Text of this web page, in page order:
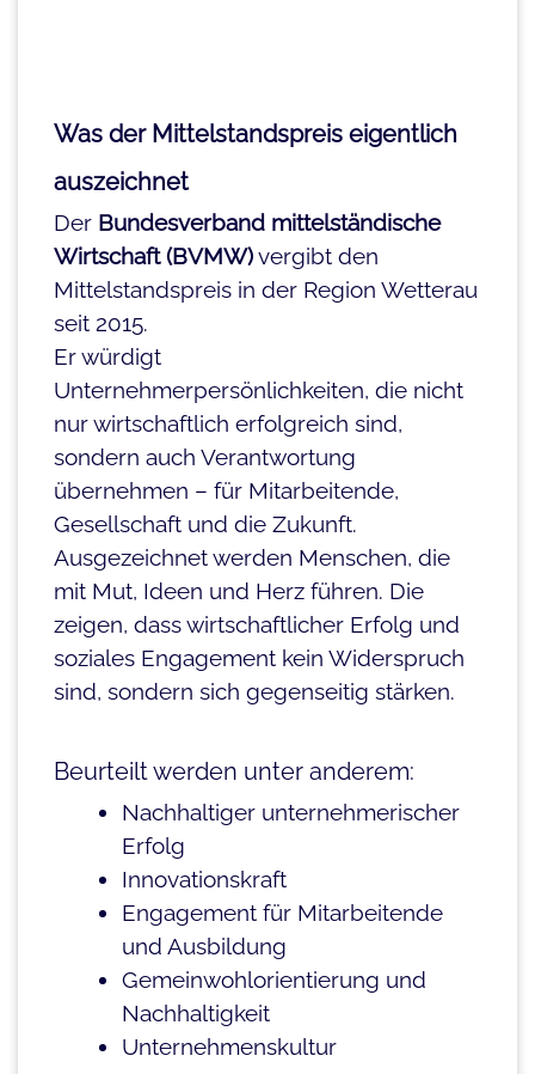
Was der Mittelstandspreis eigentlich
auszeichnet
Der Bundesverband mittelständische
Wirtschaft (BVMW)vergibt den
Mittelstandspreis in der Region Wetterau
seit 2015.
Er würdigt
Unternehmerpersönlichkeiten, die nicht
nur wirtschaftlich erfolgreich sind,
sondern auch Verantwortung
übernehmen – für Mitarbeitende,
Gesellschaft und die Zukunft.
Ausgezeichnet werden Menschen, die
mit Mut, Ideen und Herz führen. Die
zeigen, dass wirtschaftlicher Erfolg und
soziales Engagement kein Widerspruch
sind, sondern sich gegenseitig stärken.
Beurteilt werden unter anderem:
Nachhaltiger unternehmerischer
Erfolg
Innovationskraft
Engagement für Mitarbeitende
und Ausbildung
Gemeinwohlorientierung und
Nachhaltigkeit
Unternehmenskultur